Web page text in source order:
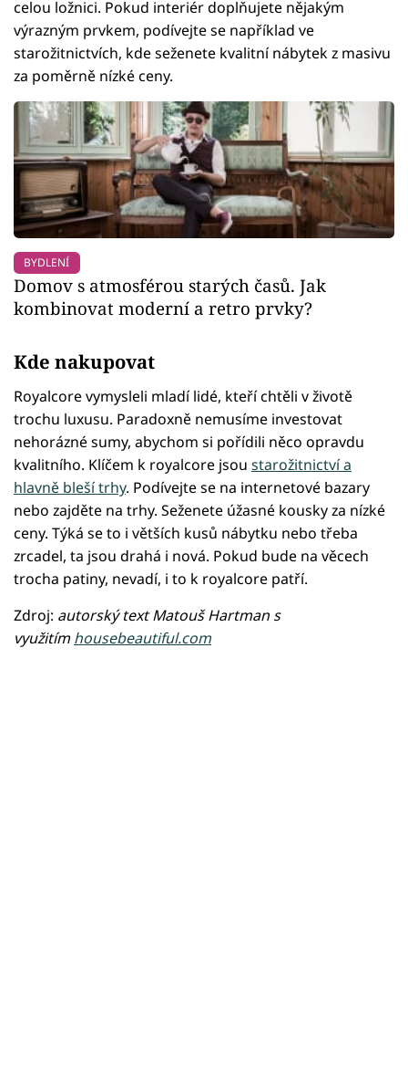
celou ložnici. Pokud interiér doplňujete nějakým
výrazným prvkem, podívejte se například ve
starožitnictvích, kde seženete kvalitní nábytek z masivu
za poměrně nízké ceny.
BYDLENÍ
Domov s atmosférou starých časů. Jak
kombinovat moderní a retro prvky?
Kde nakupovat
Royalcore vymysleli mladí lidé, kteří chtěli v životě
trochu luxusu. Paradoxně nemusíme investovat
nehorázné sumy, abychom si pořídili něco opravdu
kvalitního. Klíčem k royalcore jsou starožitnictví a
hlavně bleší trhy. Podívejte se na internetové bazary
nebo zajděte na trhy. Seženete úžasné kousky za nízké
ceny. Týká se to i větších kusů nábytku nebo třeba
zrcadel, ta jsou drahá i nová. Pokud bude na věcech
trocha patiny, nevadí, i to k royalcore patří.
Zdroj: autorský text Matouš Hartman s
využitímhousebeautiful.com